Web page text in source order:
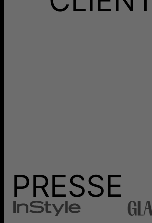
production.
PRESSE